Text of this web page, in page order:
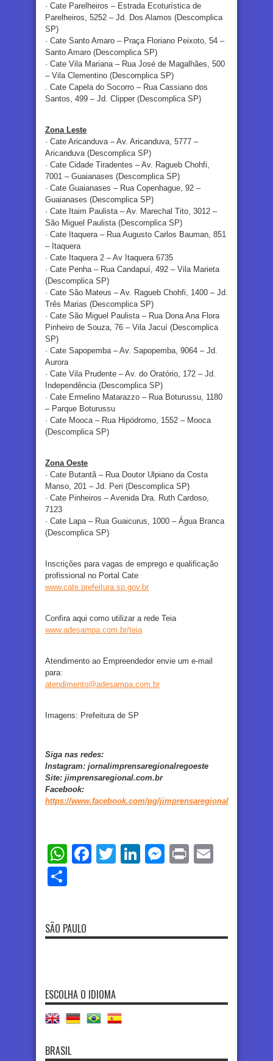
· Cate Parelheiros – Estrada Ecoturística de
Parelheiros, 5252 – Jd. Dos Alamos (Descomplica
SP)
· Cate Santo Amaro – Praça Floriano Peixoto, 54 –
Santo Amaro (Descomplica SP)
· Cate Vila Mariana – Rua José de Magalhães, 500
– Vila Clementino (Descomplica SP)
. Cate Capela do Socorro – Rua Cassiano dos
Santos, 499 – Jd. Clipper (Descomplica SP)
Zona Leste
· Cate Aricanduva – Av. Aricanduva, 5777 –
Aricanduva (Descomplica SP)
· Cate Cidade Tiradentes – Av. Ragueb Chohfi,
7001 – Guaianases (Descomplica SP)
· Cate Guaianases – Rua Copenhague, 92 –
Guaianases (Descomplica SP)
· Cate Itaim Paulista – Av. Marechal Tito, 3012 –
São Miguel Paulista (Descomplica SP)
· Cate Itaquera – Rua Augusto Carlos Bauman, 851
– Itaquera
· Cate Itaquera 2 – Av Itaquera 6735
· Cate Penha – Rua Candapuí, 492 – Vila Marieta
(Descomplica SP)
· Cate São Mateus – Av. Ragueb Chohfi, 1400 – Jd.
Três Marias (Descomplica SP)
· Cate São Miguel Paulista – Rua Dona Ana Flora
Pinheiro de Souza, 76 – Vila Jacuí (Descomplica
SP)
· Cate Sapopemba – Av. Sapopemba, 9064 – Jd.
Aurora
· Cate Vila Prudente – Av. do Oratório, 172 – Jd.
Independência (Descomplica SP)
· Cate Ermelino Matarazzo – Rua Boturussu, 1180
– Parque Boturussu
· Cate Mooca – Rua Hipódromo, 1552 – Mooca
(Descomplica SP)
Zona Oeste
· Cate Butantã – Rua Doutor Ulpiano da Costa
Manso, 201 – Jd. Peri (Descomplica SP)
· Cate Pinheiros – Avenida Dra. Ruth Cardoso,
7123
· Cate Lapa – Rua Guaicurus, 1000 – Água Branca
(Descomplica SP)
Inscrições para vagas de emprego e qualificação
profissional no Portal Cate
www.cate.prefeitura.sp.gov.br
Confira aqui como utilizar a rede Teia
www.adesampa.com.br/teia
Atendimento ao Empreendedor envie um e-mail
para:
atendimento@adesampa.com.br
Imagens: Prefeitura de SP
Siga nas redes:
Instagram: jornalimprensaregionalregoeste
Site: jimprensaregional.com.br
Facebook:
https://www.facebook.com/pg/jimprensaregional
WhatsApp
Facebook
Twitter
LinkedIn
Messenger
Print
SÃO PAULO
ESCOLHA O IDIOMA
BRASIL